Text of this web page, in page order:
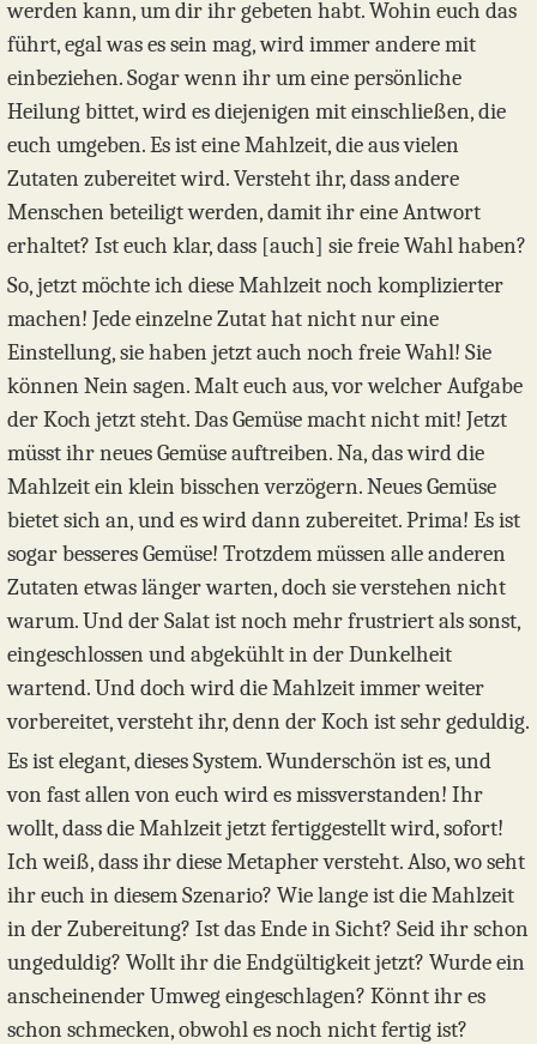
werden kann, um dir ihr gebeten habt. Wohin euch das
führt, egal was es sein mag, wird immer andere mit
einbeziehen. Sogar wenn ihr um eine persönliche
Heilung bittet, wird es diejenigen mit einschließen, die
euch umgeben. Es ist eine Mahlzeit, die aus vielen
Zutaten zubereitet wird. Versteht ihr, dass andere
Menschen beteiligt werden, damit ihr eine Antwort
erhaltet? Ist euch klar, dass [auch] sie freie Wahl haben?
So, jetzt möchte ich diese Mahlzeit noch komplizierter
machen! Jede einzelne Zutat hat nicht nur eine
Einstellung, sie haben jetzt auch noch freie Wahl! Sie
können Nein sagen. Malt euch aus, vor welcher Aufgabe
der Koch jetzt steht. Das Gemüse macht nicht mit! Jetzt
müsst ihr neues Gemüse auftreiben. Na, das wird die
Mahlzeit ein klein bisschen verzögern. Neues Gemüse
bietet sich an, und es wird dann zubereitet. Prima! Es ist
sogar besseres Gemüse! Trotzdem müssen alle anderen
Zutaten etwas länger warten, doch sie verstehen nicht
warum. Und der Salat ist noch mehr frustriert als sonst,
eingeschlossen und abgekühlt in der Dunkelheit
wartend. Und doch wird die Mahlzeit immer weiter
vorbereitet, versteht ihr, denn der Koch ist sehr geduldig.
Es ist elegant, dieses System. Wunderschön ist es, und
von fast allen von euch wird es missverstanden! Ihr
wollt, dass die Mahlzeit jetzt fertiggestellt wird, sofort!
Ich weiß, dass ihr diese Metapher versteht. Also, wo seht
ihr euch in diesem Szenario? Wie lange ist die Mahlzeit
in der Zubereitung? Ist das Ende in Sicht? Seid ihr schon
ungeduldig? Wollt ihr die Endgültigkeit jetzt? Wurde ein
anscheinender Umweg eingeschlagen? Könnt ihr es
schon schmecken, obwohl es noch nicht fertig ist?